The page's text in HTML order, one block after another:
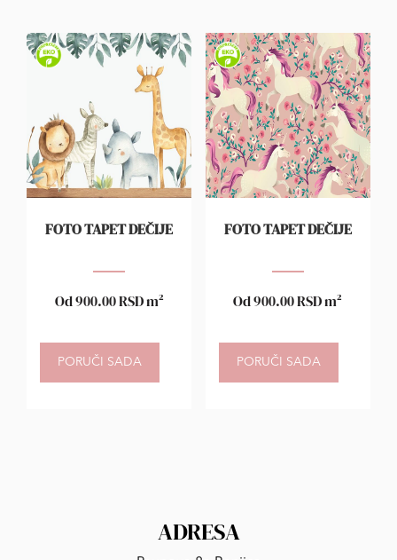
FOTO TAPET DEČIJE
Od900.00RSDm²
PORUČI SADA
FOTO TAPET DEČIJE
Od900.00RSDm²
PORUČI SADA
ADRESA